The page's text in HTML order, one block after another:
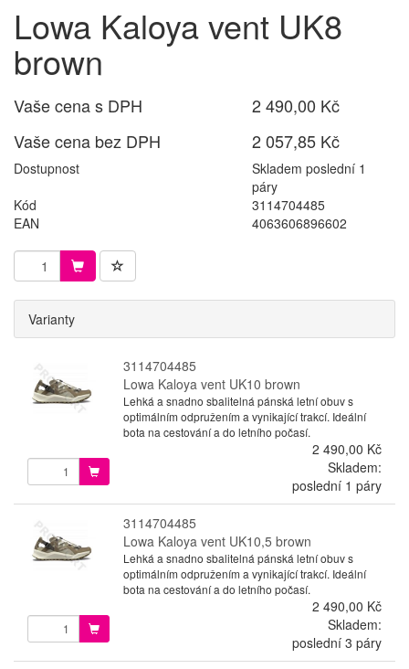
Lowa Kaloya vent UK8
brown
Vaše cena s DPH
2 490,00 Kč
Vaše cena bez DPH
2 057,85 Kč
Dostupnost
Skladem poslední 1
páry
Kód
3114704485
EAN
4063606896602
Varianty
3114704485
Lowa Kaloya vent UK10 brown
Lehká a snadno sbalitelná pánská letní obuv s
optimálním odpružením a vynikající trakcí. Ideální
bota na cestování a do letního počasí.
2 490,00 Kč
Skladem:
poslední 1 páry
3114704485
Lowa Kaloya vent UK10,5 brown
Lehká a snadno sbalitelná pánská letní obuv s
optimálním odpružením a vynikající trakcí. Ideální
bota na cestování a do letního počasí.
2 490,00 Kč
Skladem:
poslední 3 páry